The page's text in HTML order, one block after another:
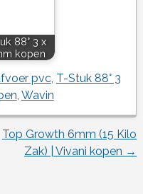
88° 3 x
kopen
pvc, T-Stuk 88° 3
Wavin
Top Growth 6mm (15 Kilo
Zak) | Vivani kopen →